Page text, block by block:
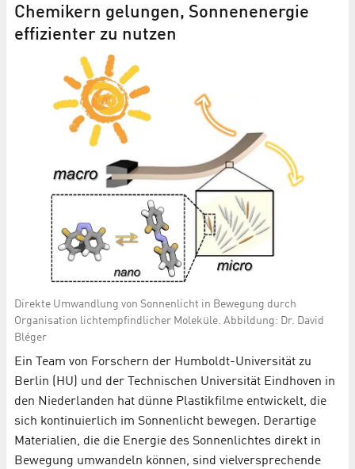
Chemikern gelungen, Sonnenenergie
effizienter zu nutzen
Direkte Umwandlung von Sonnenlicht in Bewegung durch
Organisation lichtempfindlicher Moleküle. Abbildung: Dr. David
Bléger
Ein Team von Forschern der Humboldt-Universität zu
Berlin (HU) und der Technischen Universität Eindhoven in
den Niederlanden hat dünne Plastikfilme entwickelt, die
sich kontinuierlich im Sonnenlicht bewegen. Derartige
Materialien, die die Energie des Sonnenlichtes direkt in
Bewegung umwandeln können, sind vielversprechende